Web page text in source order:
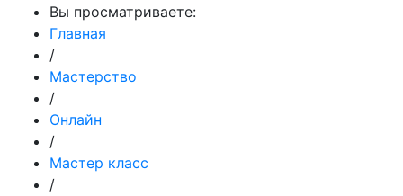
Вы просматриваете:
Главная
/
Мастерство
/
Онлайн
/
Мастер класс
/